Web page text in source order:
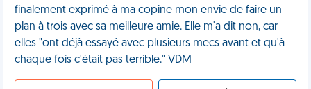
finalement exprimé à ma copine mon envie de faire un
plan à trois avec sa meilleure amie. Elle m'a dit non, car
elles "ont déjà essayé avec plusieurs mecs avant et qu'à
chaque fois c'était pas terrible." VDM